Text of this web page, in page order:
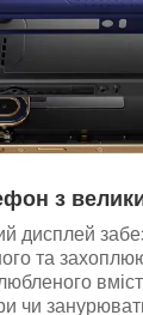
з
дисплей
та
чи